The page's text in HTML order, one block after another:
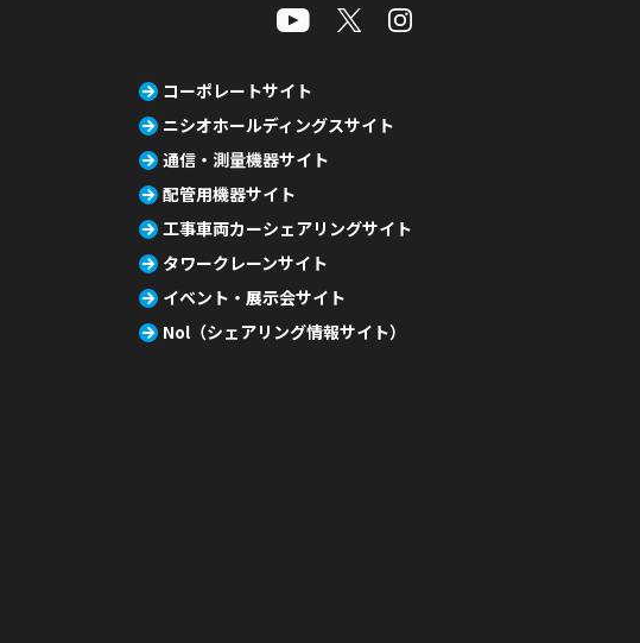
コーポレートサイト
ニシオホールディングスサイト
通信・測量機器サイト
配管用機器サイト
工事車両カーシェアリングサイト
タワークレーンサイト
イベント・展示会サイト
Nol（シェアリング情報サイト）